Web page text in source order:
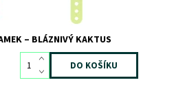
– BLÁZNIVÝ KAKTUS